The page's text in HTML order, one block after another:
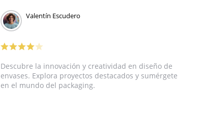
Valentín Escudero
Descubre la innovación y creatividad en diseño de
envases. Explora proyectos destacados y sumérgete
en el mundo del packaging.